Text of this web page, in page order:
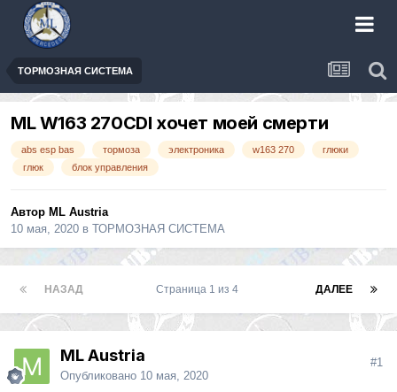
ТОРМОЗНАЯ СИСТЕМА
ML W163 270CDI хочет моей смерти
abs esp bas тормоза электроника w163 270
глюки
глюк
блок управления
Автор ML Austria
10 мая, 2020 в ТОРМОЗНАЯ СИСТЕМА
НАЗАД ДАЛЕЕ
Страница 1 из 4
ML Austria
Опубликовано 10 мая, 2020
#1